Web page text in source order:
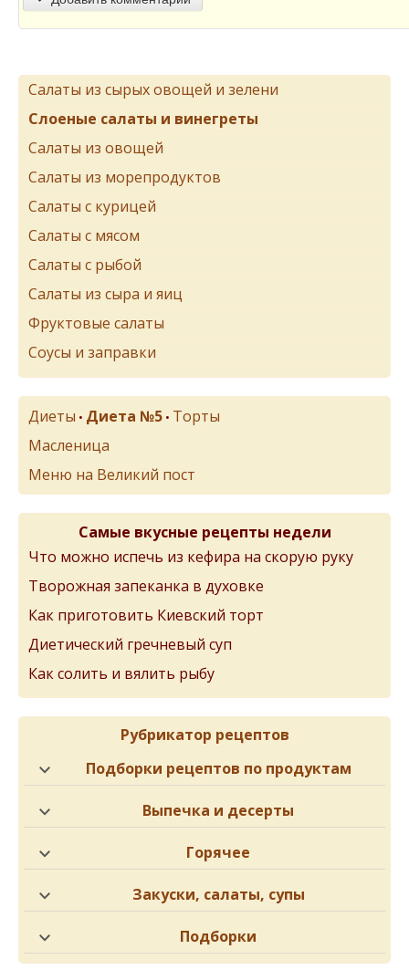
Салаты из сырых овощей и зелени
Слоеные салаты и винегреты
Салаты из овощей
Салаты из морепродуктов
Салаты с курицей
Салаты с мясом
Салаты с рыбой
Салаты из сыра и яиц
Фруктовые салаты
Соусы и заправки
Диеты • Диета №5 • Торты
Масленица
Меню на Великий пост
Самые вкусные рецепты недели
Что можно испечь из кефира на скорую руку
Творожная запеканка в духовке
Как приготовить Киевский торт
Диетический гречневый суп
Как солить и вялить рыбу
Рубрикатор рецептов
Подборки рецептов по продуктам
Выпечка и десерты
Горячее
Закуски, салаты, супы
Подборки